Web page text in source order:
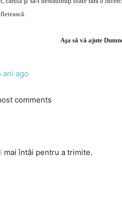
Aşa să vă ajute
ani ago
comments
mai întâi pentru a trimite.